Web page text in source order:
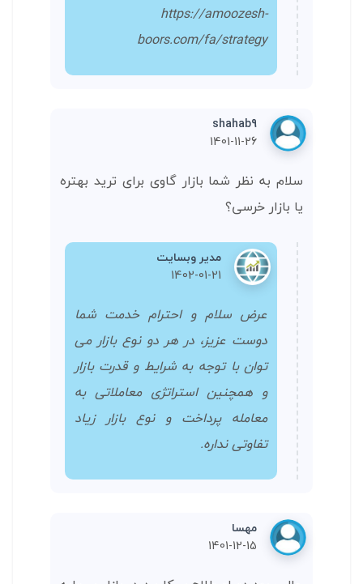
https://amoozesh-
boors.com/fa/strategy
shahab9
1401-11-26
سلام به نظر شما بازار گاوی برای ترید بهتره
یا بازار خرسی؟
مدیر وبسایت
1402-01-21
عرض سلام و احترام خدمت شما
دوست عزیز، در هر دو نوع بازار می
توان با توجه به شرایط و قدرت بازار
و همچنین استراتژی معاملاتی به
معامله پرداخت و نوع بازار زیاد
تفاوتی نداره.
مهسا
1401-12-15